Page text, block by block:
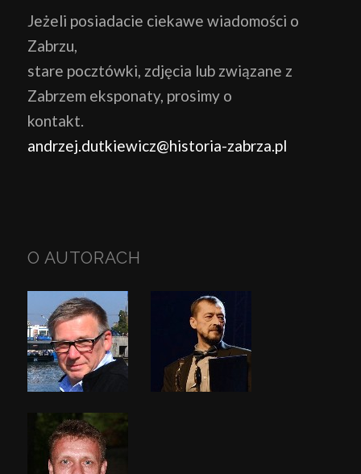
Jeżeli posiadacie ciekawe wiadomości o
Zabrzu,
stare pocztówki, zdjęcia lub związane z
Zabrzem eksponaty, prosimy o
kontakt.
andrzej.dutkiewicz@historia-zabrza.pl
O AUTORACH